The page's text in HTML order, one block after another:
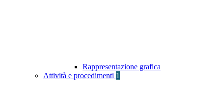
Rappresentazione grafica
Attività e procedimenti 1